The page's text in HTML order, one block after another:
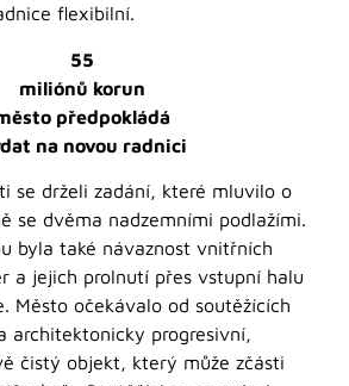
flexibilní.
55
miliónů korun
předpokládá
na novou radnici
se drželi zadání, které mluvilo o
se dvěma nadzemními podlažími.
byla také návaznost vnitřních
a jejich prolnutí přes vstupní halu
Město očekávalo od soutěžících
architektonicky progresivní,
čistý objekt, který může zčásti